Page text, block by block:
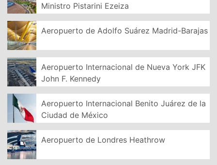
Ministro Pistarini Ezeiza
Aeropuerto de Adolfo Suárez Madrid-Barajas
Aeropuerto Internacional de Nueva York JFK
John F. Kennedy
Aeropuerto Internacional Benito Juárez de la
Ciudad de México
Aeropuerto de Londres Heathrow